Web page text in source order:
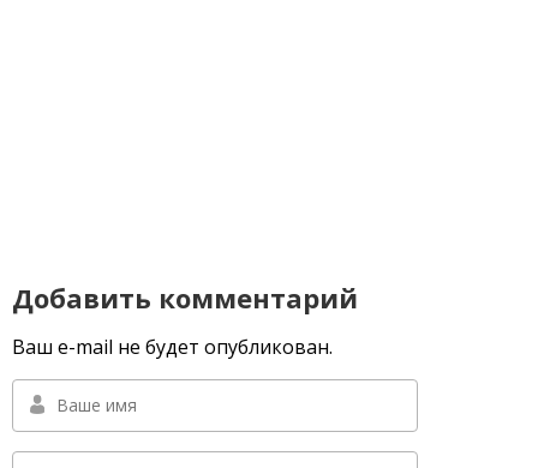
Добавить комментарий
Ваш e-mail не будет опубликован.